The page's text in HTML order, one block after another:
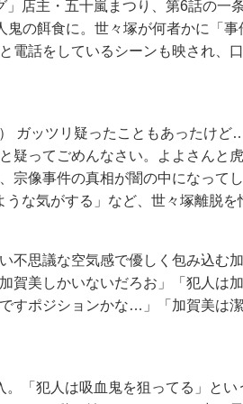
店主・五十嵐まつり、第6話の一
鬼の餌食に。世々塚が何者かに「
電話をしているシーンも映され、
ガッツリ疑ったこともあったけど
疑ってごめんなさい。よよさんと
宗像事件の真相が闇の中になって
な気がする」など、世々塚離脱を
不思議な空気感で優しく包み込む
賀美しかいないだろお」「犯人は
すポジションかな…」「加賀美は
「犯人は吸血鬼を狙ってる」と